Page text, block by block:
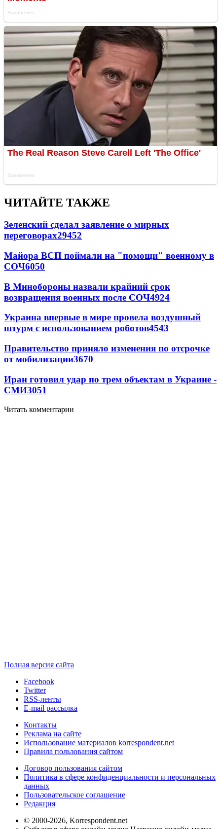
ЧИТАЙТЕ ТАКЖЕ
Зеленский сделал заявление о мирных
переговорах29452
Майора ВСП поймали на "помощи" военному в
СОЧ6050
В Минобороны назвали крайний срок
возвращения военных после СОЧ4924
Украина впервые в мире провела воздушный
штурм с использованием роботов4543
Правительство приняло изменения по отсрочке
от мобилизации3670
Иран готовил удар по трем объектам в Украине -
СМИ3051
Читать комментарии
Полная версия сайта
Facebook
Twitter
RSS-ленты
E-mail рассылка
Контакты
Реклама на сайте
Использование материалов korrespondent.net
Правила пользования сайтом
Договор пользования сайтом
Политика в сфере конфиденциальности и персональных
данных
Пользовательское соглашение
Редакция
© 2000-2026, Korrespondent.net